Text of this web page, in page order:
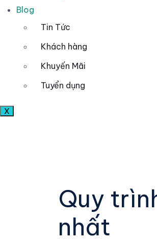
Blog
Tin Tức
Khách hàng
Khuyến Mãi
Tuyển dụng
X
Quy
nhất